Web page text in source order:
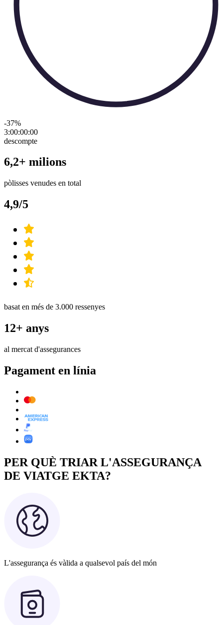
-37%
3:00:00:00
descompte
6,2+ milions
pòlisses venudes en total
4,9/5
basat en més de 3.000 ressenyes
12+ anys
al mercat d'assegurances
Pagament en línia
PER QUÈ TRIAR L'ASSEGURANÇA
DE VIATGE EKTA?
L'assegurança és vàlida a qualsevol país del món